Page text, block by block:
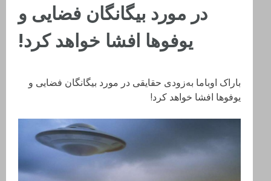
در مورد بیگانگان فضایی و
یوفوها افشا خواهد کرد!
باراک اوباما به‌زودی حقایقی در مورد بیگانگان فضایی و
یوفوها افشا خواهد کرد!